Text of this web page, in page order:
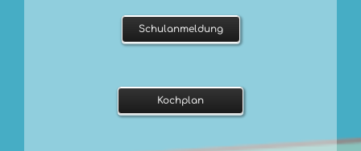
Schulanmeldung
Kochplan